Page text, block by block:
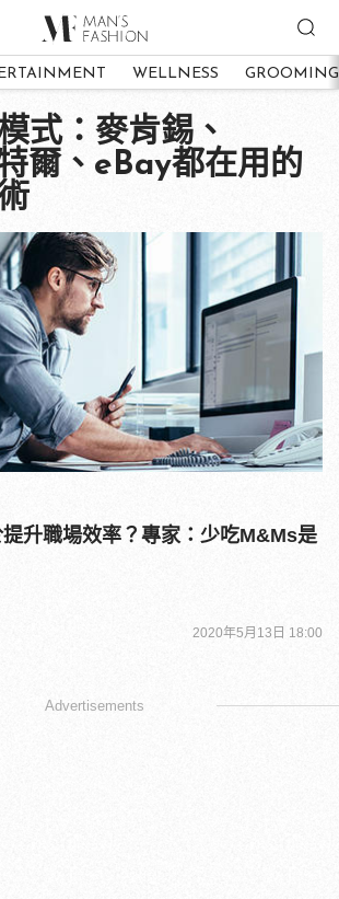
WELLNESS GROOMING
式：麥肯錫、
爾、eBay都在用的
升職場效率？專家：少吃M&Ms是
2020年5月13日 18:00
Advertisements